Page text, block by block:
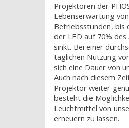
Projektoren der
Lebenserwartung
Betriebsstunden, bis
der LED auf 70%
sinkt. Bei einer
täglichen Nutzung
sich eine Dauer von
Auch nach diesem
Projektor weiter
besteht die
Leuchtmittel von
erneuern zu lassen.